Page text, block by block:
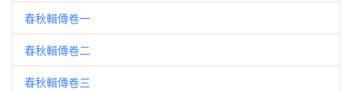
春秋輯傳卷一
春秋輯傳卷二
春秋輯傳卷三